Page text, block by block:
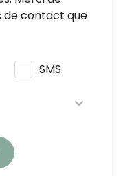
de contact que
SMS
:
conformément